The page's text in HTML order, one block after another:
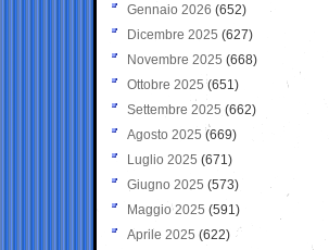
Gennaio 2026 (652)
Dicembre 2025 (627)
Novembre 2025 (668)
Ottobre 2025 (651)
Settembre 2025 (662)
Agosto 2025 (669)
Luglio 2025 (671)
Giugno 2025 (573)
Maggio 2025 (591)
Aprile 2025 (622)